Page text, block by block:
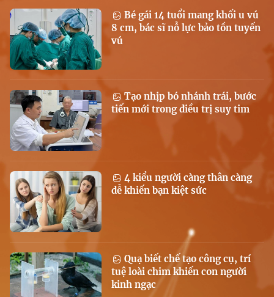
Bé gái 14 tuổi mang khối u vú
8 cm, bác sĩ nỗ lực bảo tồn tuyến
vú
Tạo nhịp bó nhánh trái, bước
tiến mới trong điều trị suy tim
4 kiểu người càng thân càng
dễ khiến bạn kiệt sức
Quạ biết chế tạo công cụ, trí
tuệ loài chim khiến con người
kinh ngạc